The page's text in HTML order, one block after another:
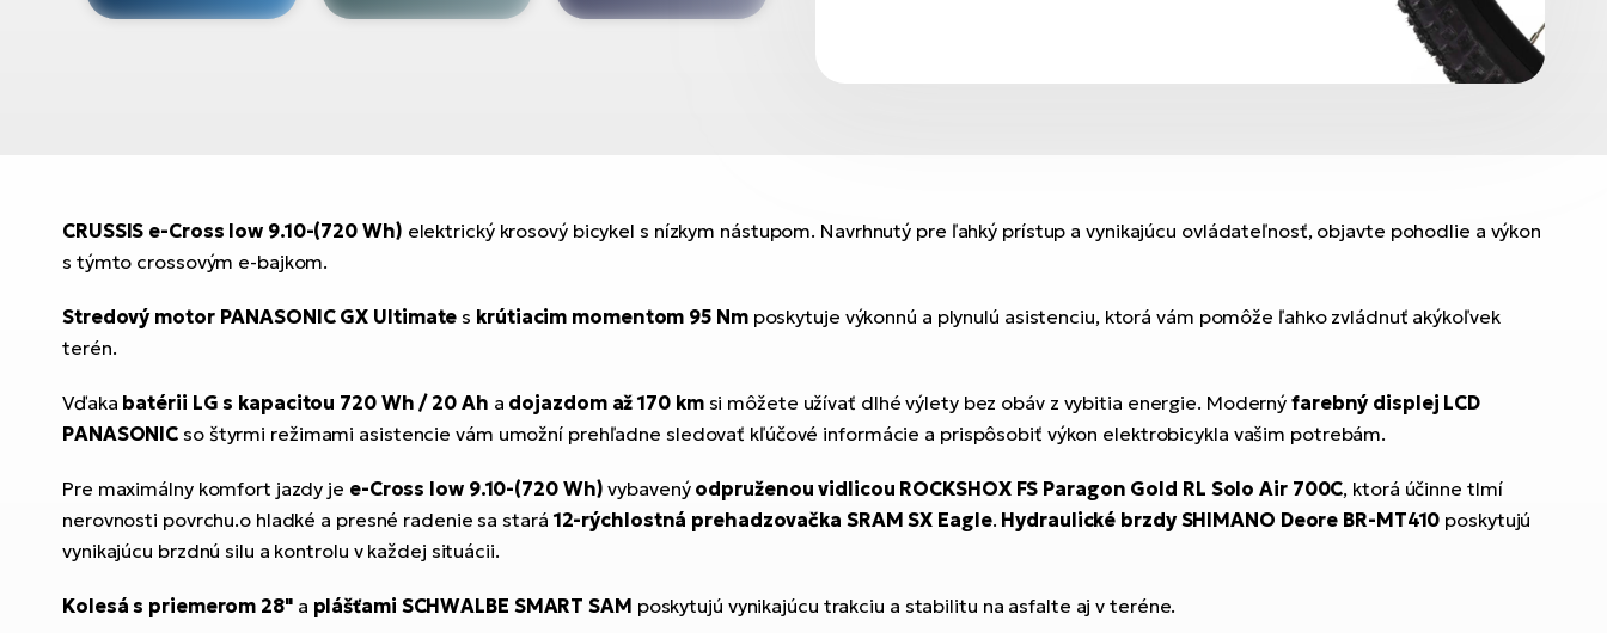
CRUSSIS e-Cross low 9.10-(720 Wh) elektrický krosový bicykel s nízkym nástupom. Navrhnutý pre ľahký prístup a vynikajúcu ovládateľnosť, objavte pohodlie a výkon
s týmto crossovým e-bajkom.
Stredový motor PANASONIC GX Ultimate s krútiacim momentom 95 Nmposkytuje výkonnú a plynulú asistenciu, ktorá vám pomôže ľahko zvládnuť akýkoľvek
terén.
Vďaka batérii LG s kapacitou 720 Wh / 20 Ah a dojazdom až 170 kmsi môžete užívať dlhé výlety bez obáv z vybitia energie. Modernýfarebný displej LCD
PANASONIC so štyrmi režimami asistencie vám umožní prehľadne sledovať kľúčové informácie a prispôsobiť výkon elektrobicykla vašim potrebám.
Pre maximálny komfort jazdy je e-Cross low 9.10-(720 Wh) vybavený odpruženou vidlicou ROCKSHOX FS Paragon Gold RL Solo Air 700C, ktorá účinne tlmí
nerovnosti povrchu.o hladké a presné radenie sa stará 12-rýchlostná prehadzovačka SRAM SX Eagle. Hydraulické brzdy SHIMANO Deore BR-MT410 poskytujú
vynikajúcu brzdnú silu a kontrolu v každej situácii.
Kolesá s priemerom 28"a plášťami SCHWALBE SMART SAM poskytujú vynikajúcu trakciu a stabilitu na asfalte aj v teréne.